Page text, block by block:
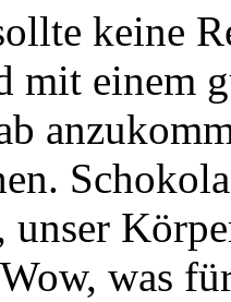
keine
mit einem
unser
was